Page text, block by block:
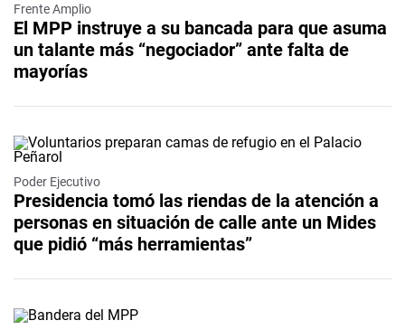
Frente Amplio
El MPP instruye a su bancada para que asuma
un talante más “negociador” ante falta de
mayorías
Poder Ejecutivo
Presidencia tomó las riendas de la atención a
personas en situación de calle ante un Mides
que pidió “más herramientas”